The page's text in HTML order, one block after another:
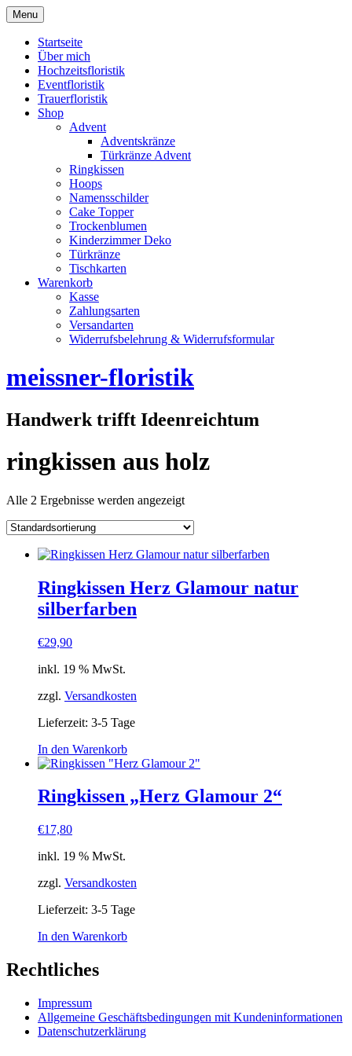
Skip
to
content
Menu
Startseite
Über mich
Hochzeitsfloristik
Eventfloristik
Trauerfloristik
Shop
Advent
Adventskränze
Türkränze Advent
Ringkissen
Hoops
Namensschilder
Cake Topper
Trockenblumen
Kinderzimmer Deko
Türkränze
Tischkarten
Warenkorb
Kasse
Zahlungsarten
Versandarten
Widerrufsbelehrung & Widerrufsformular
meissner-floristik
Handwerk trifft Ideenreichtum
ringkissen aus holz
Alle 2 Ergebnisse werden angezeigt
Ringkissen Herz Glamour natur
silberfarben
€29,90
inkl. 19 % MwSt.
zzgl. Versandkosten
Lieferzeit: 3-5 Tage
In den Warenkorb
Ringkissen „Herz Glamour 2“
€17,80
inkl. 19 % MwSt.
zzgl. Versandkosten
Lieferzeit: 3-5 Tage
In den Warenkorb
Rechtliches
Impressum
Allgemeine Geschäftsbedingungen mit Kundeninformationen
Datenschutzerklärung